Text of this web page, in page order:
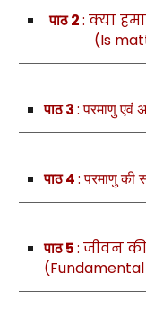
पाठ2: क्या
(Is
पाठ3:परमाणु एवं
पाठ4:परमाणु की
पाठ5: जीवन